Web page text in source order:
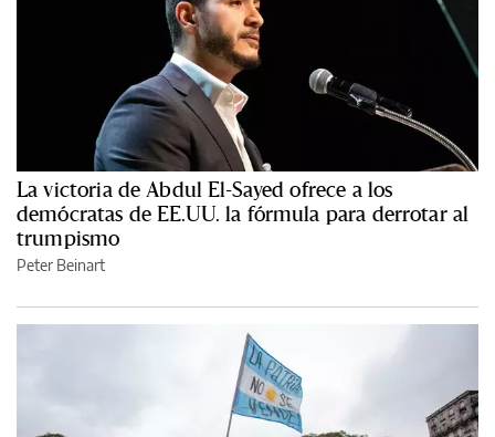
La victoria de Abdul El-Sayed ofrece a los
demócratas de EE.UU. la fórmula para derrotar al
trumpismo
Peter Beinart